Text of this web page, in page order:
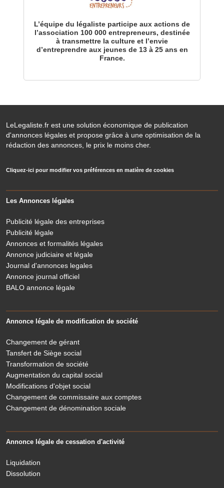
L’équipe du légaliste participe aux actions de
l’association 100 000 entrepreneurs, destinée
à transmettre la culture et l’envie
d’entreprendre aux jeunes de 13 à 25 ans en
France.
LeLegaliste.fr est une solution économique de publication
d'annonces légales et propose grâce à une optimisation de la
rédaction des annonces, le prix le moins cher.
Cliquez-ici pour modifier vos préférences en matière de cookies
Les Annonces légales
Publicité légale des entreprises
Publicité légale
Annonces et formalités légales
Annonce judiciaire et légale
Journal d'annonces legales
Annonce journal officiel
BALO annonce légale
Annonce légale de modification de société
Changement de gérant
Tansfert de Siège social
Transformation de société
Augmentation du capital social
Modifications d'objet social
Changement de commissaire aux comptes
Changement de dénomination sociale
Annonce légale de cessation d'activité
Liquidation
Dissolution